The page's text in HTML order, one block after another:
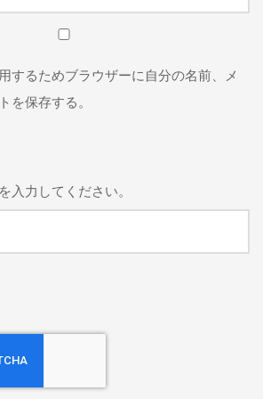
するためブラウザーに自分の名前、メ
を保存する。
入力してください。